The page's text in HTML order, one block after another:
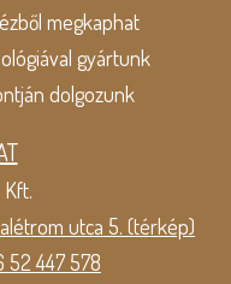
megkaphat
gyártunk
dolgozunk
Kft.
utca 5. (térkép)
52 447 578